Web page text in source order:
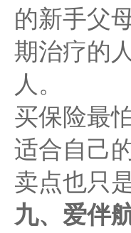
的新手父
期治疗的
人。
买保险最
适合自己
卖点也只
九、爱伴